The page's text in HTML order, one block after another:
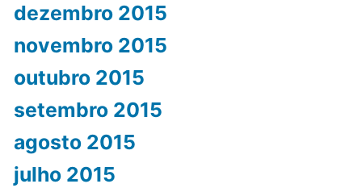
dezembro 2015
novembro 2015
outubro 2015
setembro 2015
agosto 2015
julho 2015